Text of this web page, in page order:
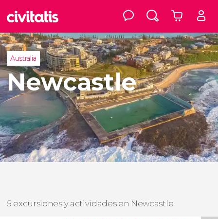
Australia
Newcastle
5 excursiones y actividades en Newcastle